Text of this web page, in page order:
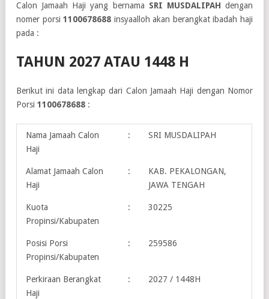
Calon Jamaah Haji yang bernama SRI MUSDALIPAH dengan
nomer porsi1100678688 insyaalloh akan berangkat ibadah haji
pada :
TAHUN 2027 ATAU 1448 H
Berikut ini data lengkap dari Calon Jamaah Haji dengan Nomor
Porsi 1100678688 :
Nama Jamaah Calon
Haji
: SRI MUSDALIPAH
Alamat Jamaah Calon
Haji
:
KAB. PEKALONGAN,
JAWA TENGAH
Kuota
Propinsi/Kabupaten
: 30225
Posisi Porsi
Propinsi/Kabupaten
: 259586
Perkiraan Berangkat
Haji
: 2027 / 1448H